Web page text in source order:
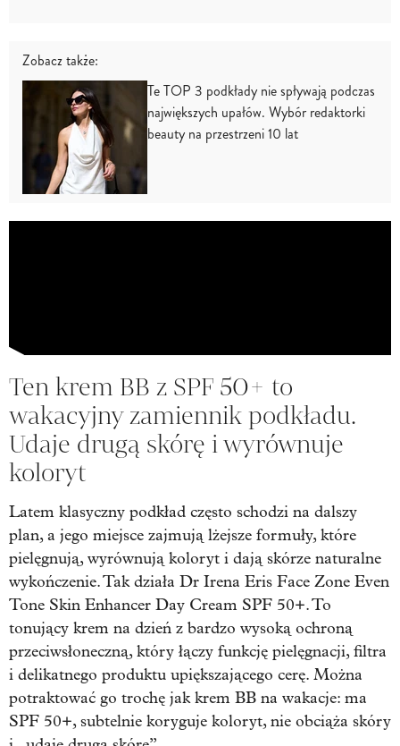
Zobacz także:
Te TOP 3 podkłady nie spływają podczas
największych upałów. Wybór redaktorki
beauty na przestrzeni 10 lat
Ten krem BB z SPF 50+ to
wakacyjny zamiennik podkładu.
Udaje drugą skórę i wyrównuje
koloryt
Latem klasyczny podkład często schodzi na dalszy
plan, a jego miejsce zajmują lżejsze formuły, które
pielęgnują, wyrównują koloryt i dają skórze naturalne
wykończenie. Tak działa Dr Irena Eris Face Zone Even
Tone Skin Enhancer Day Cream SPF 50+. To
tonujący krem na dzień z bardzo wysoką ochroną
przeciwsłoneczną, który łączy funkcję pielęgnacji, filtra
i delikatnego produktu upiększającego cerę. Można
potraktować go trochę jak krem BB na wakacje: ma
SPF 50+, subtelnie koryguje koloryt, nie obciąża skóry